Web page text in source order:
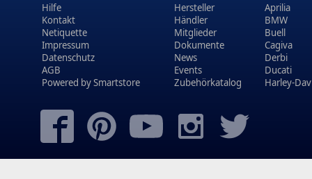
Hilfe
Kontakt
Netiquette
Impressum
Datenschutz
AGB
Powered bySmartstore
Hersteller
Händler
Mitglieder
Dokumente
News
Events
Zubehörkatalog
Aprilia
BMW
Buell
Cagiva
Derbi
Ducati
Harley-